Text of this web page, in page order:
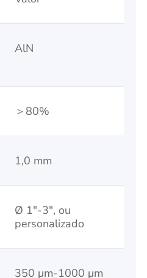
AlN
＞80%
1,0 mm
Ø 1"-3", ou
personalizado
350 μm-1000 μm